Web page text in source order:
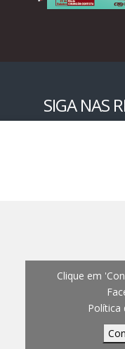
SIGA NAS
Clique em
Política